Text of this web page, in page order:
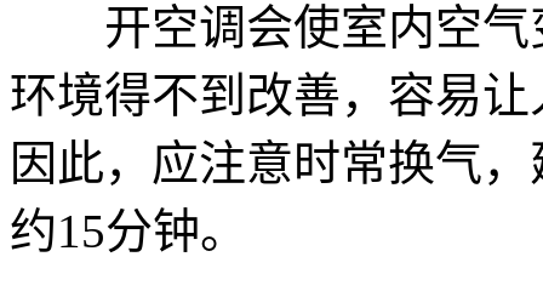
开空调会使室内空气
环境得不到改善，容易
因此，应注意时常换气
约15分钟。